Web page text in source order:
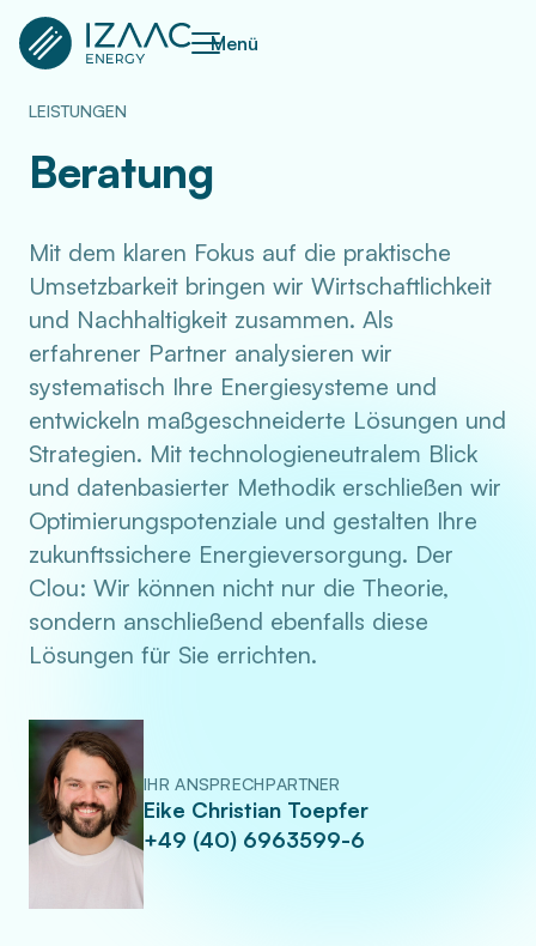
Menü
LEISTUNGEN
Beratung
Mit dem klaren Fokus auf die praktische
Umsetzbarkeit bringen wir Wirtschaftlichkeit
und Nachhaltigkeit zusammen. Als
erfahrener Partner analysieren wir
systematisch Ihre Energiesysteme und
entwickeln maßgeschneiderte Lösungen und
Strategien. Mit technologieneutralem Blick
und datenbasierter Methodik erschließen wir
Optimierungspotenziale und gestalten Ihre
zukunftssichere Energieversorgung. Der
Clou: Wir können nicht nur die Theorie,
sondern anschließend ebenfalls diese
Lösungen für Sie errichten.
IHR ANSPRECHPARTNER
Eike Christian Toepfer
+49 (40) 6963599-6